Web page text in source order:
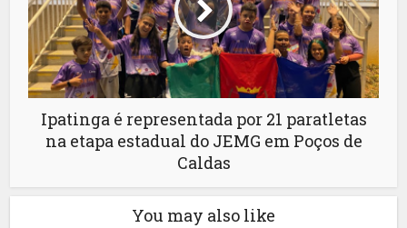
Ipatinga é representada por 21 paratletas
na etapa estadual do JEMG em Poços de
Caldas
You may also like